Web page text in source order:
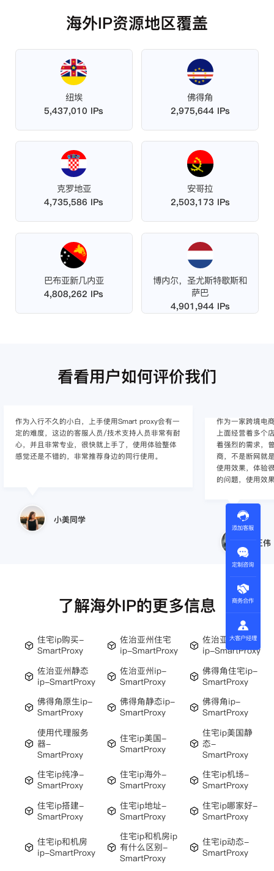
海外IP资源地区覆盖
纽埃
5,437,010 IPs
佛得角
2,975,644 IPs
克罗地亚
4,735,586 IPs
安哥拉
2,503,173 IPs
巴布亚新几内亚
4,808,262 IPs
博内尔，圣尤斯特歇斯和
萨巴
4,901,944 IPs
看看用户如何评价我们
作为入行不久的小白，上手使用Smart proxy会有一
定的难度，这边的客服人员/技术支持人员非常有耐
心，并且非常专业，很快就上手了，使用体验整体
感觉还是不错的，非常推荐身边的同行使用。
小美同学
作为一家跨境电
上面经营着多个
着强烈的需求，
商，不是断网就
使用效果，体验
的问题，使用效
王伟
了解海外IP的更多信息
住宅ip购买-
SmartProxy
佐治亚州住宅
ip-SmartProxy
佐治亚州原生
ip-SmartProxy
佐治亚州静态
ip-SmartProxy
佐治亚州ip-
SmartProxy
佛得角住宅ip-
SmartProxy
佛得角原生ip-
SmartProxy
佛得角静态ip-
SmartProxy
佛得角ip-
SmartProxy
使用代理服务
器-
SmartProxy
住宅ip美国-
SmartProxy
住宅ip美国静
态-
SmartProxy
住宅ip纯净-
SmartProxy
住宅ip海外-
SmartProxy
住宅ip机场-
SmartProxy
住宅ip搭建-
SmartProxy
住宅ip地址-
SmartProxy
住宅ip哪家好-
SmartProxy
住宅ip和机房
ip-SmartProxy
住宅ip和机房ip
有什么区别-
SmartProxy
住宅ip动态-
SmartProxy
添加客服
定制咨询
商务合作
大客户经理